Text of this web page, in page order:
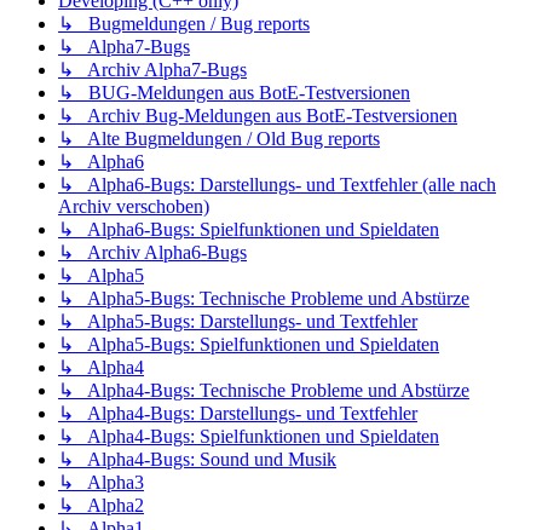
↳ Bugmeldungen / Bug reports
↳ Alpha7-Bugs
↳ Archiv Alpha7-Bugs
↳ BUG-Meldungen aus BotE-Testversionen
↳ Archiv Bug-Meldungen aus BotE-Testversionen
↳ Alte Bugmeldungen / Old Bug reports
↳ Alpha6
↳ Alpha6-Bugs: Darstellungs- und Textfehler (alle nach
Archiv verschoben)
↳ Alpha6-Bugs: Spielfunktionen und Spieldaten
↳ Archiv Alpha6-Bugs
↳ Alpha5
↳ Alpha5-Bugs: Technische Probleme und Abstürze
↳ Alpha5-Bugs: Darstellungs- und Textfehler
↳ Alpha5-Bugs: Spielfunktionen und Spieldaten
↳ Alpha4
↳ Alpha4-Bugs: Technische Probleme und Abstürze
↳ Alpha4-Bugs: Darstellungs- und Textfehler
↳ Alpha4-Bugs: Spielfunktionen und Spieldaten
↳ Alpha4-Bugs: Sound und Musik
↳ Alpha3
↳ Alpha2